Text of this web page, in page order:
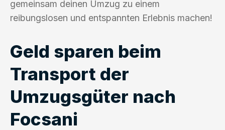
gemeinsam deinen Umzug zu einem
reibungslosen und entspannten Erlebnis machen!
Geld sparen beim
Transport der
Umzugsgüter nach
Focsani